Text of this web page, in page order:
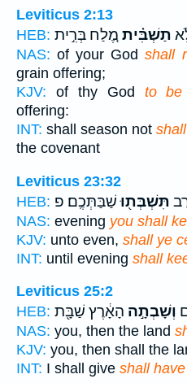
Leviticus 2:13
HEB:
תַשְׁבִּ֗ית מֶ֚לַח בְּרִ֣ית
NAS: of your Godshall
grain offering;
KJV: of thy God to be
offering:
INT: shall season not
the covenant
Leviticus 23:32
HEB:
תִּשְׁבְּת֖וּשַׁבַּתְּכֶֽם׃ פ
NAS: evening you shall
KJV: unto even, shall ye
INT: until evening shall
Leviticus 25:2
HEB:
וְשָׁבְתָ֣ה הָאָ֔רֶץ שַׁבָּ֖ת
NAS: you, then the land
KJV: you, then shall the
INT: I shall give shall have